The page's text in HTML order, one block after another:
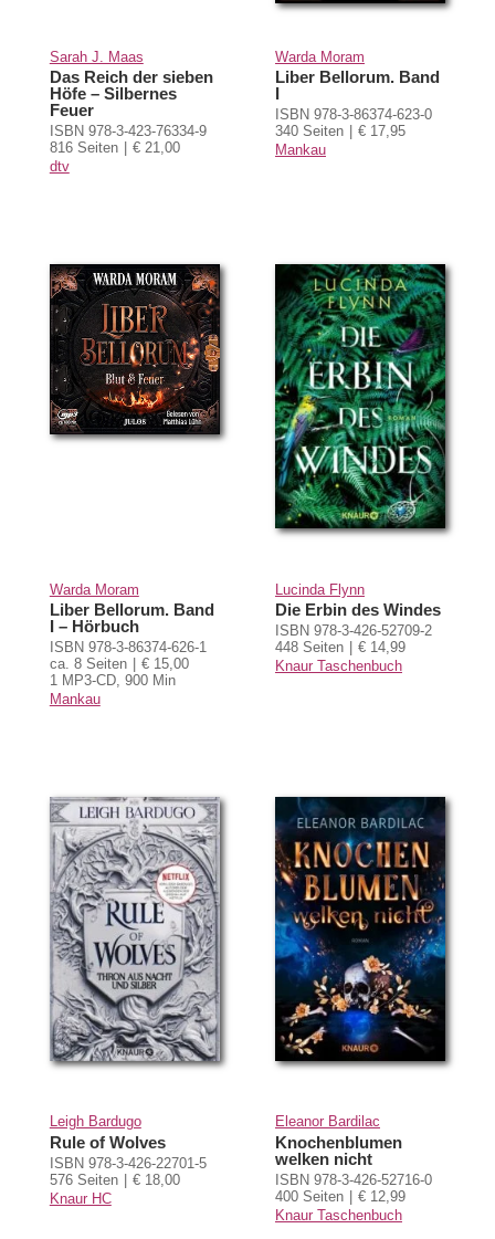
Sarah J. Maas
Das Reich der sieben
Höfe – Silbernes
Feuer
ISBN 978-3-423-76334-9
816 Seiten
€ 21,00
dtv
Warda Moram
Liber Bellorum. Band
I
ISBN 978-3-86374-623-0
340 Seiten
€ 17,95
Mankau
Warda Moram
Liber Bellorum. Band
I – Hörbuch
ISBN 978-3-86374-626-1
ca. 8 Seiten
€ 15,00
1 MP3-CD, 900 Min
Mankau
Lucinda Flynn
Die Erbin des Windes
ISBN 978-3-426-52709-2
448 Seiten
€ 14,99
Knaur Taschenbuch
Leigh Bardugo
Rule of Wolves
ISBN 978-3-426-22701-5
576 Seiten
€ 18,00
Knaur HC
Eleanor Bardilac
Knochenblumen
welken nicht
ISBN 978-3-426-52716-0
400 Seiten
€ 12,99
Knaur Taschenbuch